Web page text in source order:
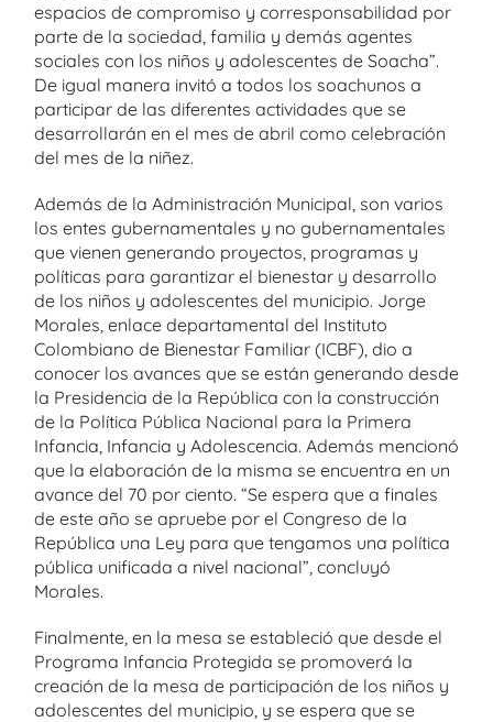
espacios de compromiso y corresponsabilidad por
parte de la sociedad, familia y demás agentes
sociales con los niños y adolescentes de Soacha”.
De igual manera invitó a todos los soachunos a
participar de las diferentes actividades que se
desarrollarán en el mes de abril como celebración
del mes de la niñez.
Además de la Administración Municipal, son varios
los entes gubernamentales y no gubernamentales
que vienen generando proyectos, programas y
políticas para garantizar el bienestar y desarrollo
de los niños y adolescentes del municipio. Jorge
Morales, enlace departamental del Instituto
Colombiano de Bienestar Familiar (ICBF), dio a
conocer los avances que se están generando desde
la Presidencia de la República con la construcción
de la Política Pública Nacional para la Primera
Infancia, Infancia y Adolescencia. Además mencionó
que la elaboración de la misma se encuentra en un
avance del 70 por ciento. “Se espera que a finales
de este año se apruebe por el Congreso de la
República una Ley para que tengamos una política
pública unificada a nivel nacional”, concluyó
Morales.
Finalmente, en la mesa se estableció que desde el
Programa Infancia Protegida se promoverá la
creación de la mesa de participación de los niños y
adolescentes del municipio, y se espera que se